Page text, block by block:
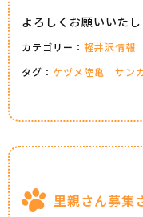
よろしくお願いいた
カテゴリー： 軽井沢情報
タグ： ケヅメ陸亀 サン
里親さん募集